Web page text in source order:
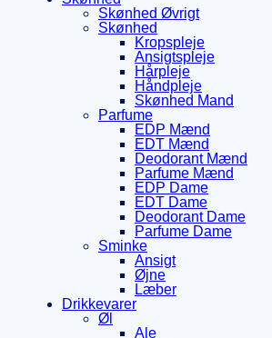
Skønhed Øvrigt
Skønhed
Kropspleje
Ansigtspleje
Hårpleje
Håndpleje
Skønhed Mand
Parfume
EDP Mænd
EDT Mænd
Deodorant Mænd
Parfume Mænd
EDP Dame
EDT Dame
Deodorant Dame
Parfume Dame
Sminke
Ansigt
Øjne
Læber
Drikkevarer
Øl
Ale